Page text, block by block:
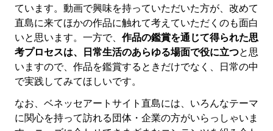
ています。動画で興味を持っていただいた方が、改めて
直島に来てほかの作品に触れて考えていただくのも面白
いと思います。一方で、 作品の鑑賞を通じて得られた思
考プロセスは、日常生活のあらゆる場面で役に立つと思
いますので、作品を鑑賞するときだけでなく、日常の中
で実践してみてほしいです。
なお、ベネッセアートサイト直島には、いろんなテーマ
に関心を持って訪れる団体・企業の方がいらっしゃいま